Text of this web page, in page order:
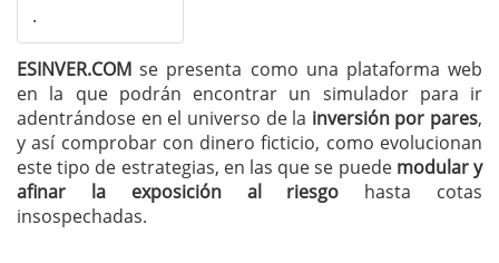
.
ESINVER.COM se presenta como una plataforma web
en la que podrán encontrar un simulador para ir
adentrándose en el universo de la inversión por pares,
y así comprobar con dinero ficticio, como evolucionan
este tipo de estrategias, en las que se puede modular y
afinar la exposición al riesgo hasta cotas
insospechadas.